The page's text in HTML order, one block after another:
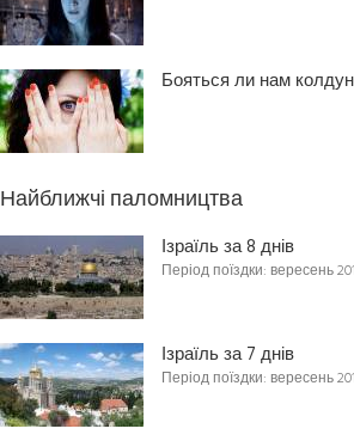
Бояться ли нам
Найближчі паломництва
Ізраїль за 8 днів
Період поїздки: вересень
Ізраїль за 7 днів
Період поїздки: вересень